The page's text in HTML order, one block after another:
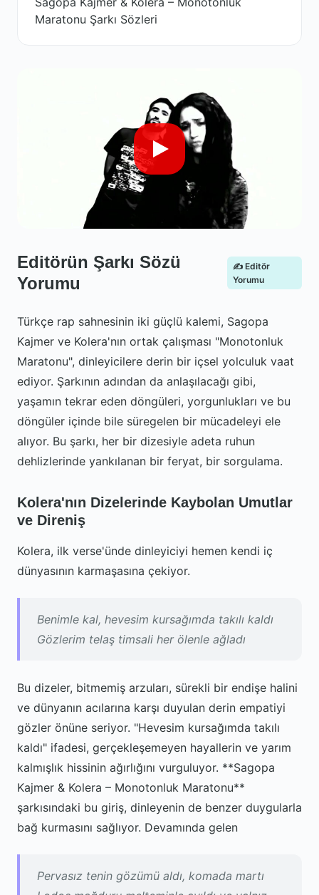
Maratonu Şarkı Sözleri
Editörün Şarkı Sözü
Yorumu
✍️ Editör
Yorumu
Türkçe rap sahnesinin iki güçlü kalemi, Sagopa
Kajmer ve Kolera'nın ortak çalışması "Monotonluk
Maratonu", dinleyicilere derin bir içsel yolculuk vaat
ediyor. Şarkının adından da anlaşılacağı gibi,
yaşamın tekrar eden döngüleri, yorgunlukları ve bu
döngüler içinde bile süregelen bir mücadeleyi ele
alıyor. Bu şarkı, her bir dizesiyle adeta ruhun
dehlizlerinde yankılanan bir feryat, bir sorgulama.
Kolera'nın Dizelerinde Kaybolan Umutlar
ve Direniş
Kolera, ilk verse'ünde dinleyiciyi hemen kendi iç
dünyasının karmaşasına çekiyor.
Benimle kal, hevesim kursağımda takılı kaldı
Gözlerim telaş timsali her ölenle ağladı
Bu dizeler, bitmemiş arzuları, sürekli bir endişe halini
ve dünyanın acılarına karşı duyulan derin empatiyi
gözler önüne seriyor. "Hevesim kursağımda takılı
kaldı" ifadesi, gerçekleşemeyen hayallerin ve yarım
kalmışlık hissinin ağırlığını vurguluyor. **Sagopa
Kajmer & Kolera – Monotonluk Maratonu**
şarkısındaki bu giriş, dinleyenin de benzer duygularla
bağ kurmasını sağlıyor. Devamında gelen
Pervasız tenin gözümü aldı, komada martı